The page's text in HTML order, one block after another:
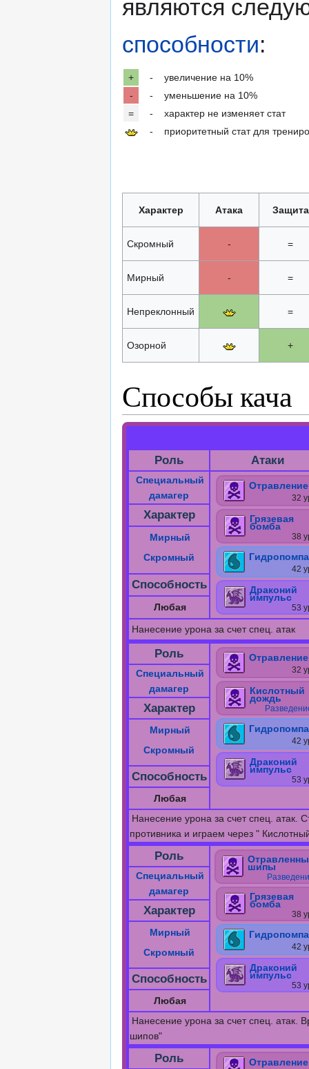
являются
способности:
+ -
увеличение на 10%
-
-
уменьшение на 10%
=
-
характер не изменяет стат
-
приоритетный стат для
Характер Атака Защита
Скромный - =
Мирный - =
Непреклонный =
Озорной +
Способы кача
Роль Атаки
Специальный
дамагер
Отравление
32
Грязевая
бомба
38
Гидропомпа
42
Драконий
импульс
53
Характер
Мирный
Скромный
Способность
Любая
Нанесение урона за счет спец. атак
Роль Отравление
32
Кислотный
дождь
Гидропомпа
42
Драконий
импульс
53
Специальный
дамагер
Характер
Мирный
Скромный
Способность
Любая
Нанесение урона за счет спец. атак.
противника и играем через "
Роль
шипы
Грязевая
бомба
38
Гидропомпа
42
Драконий
импульс
53
Специальный
дамагер
Характер
Мирный
Скромный
Способность
Любая
Нанесение урона за счет спец.
шипов"
Роль Отравление